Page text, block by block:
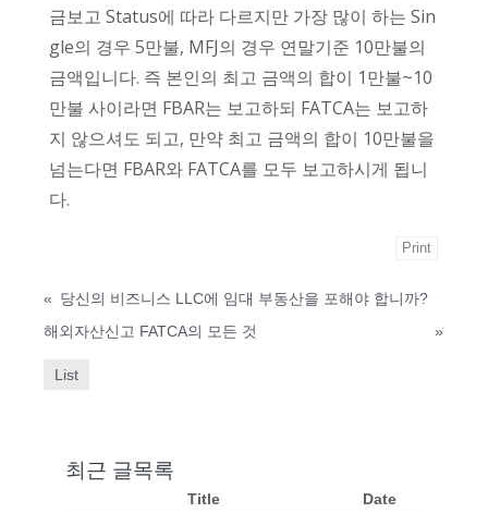
금보고 Status에 따라 다르지만 가장 많이 하는 Sin
gle의 경우 5만불, MFJ의 경우 연말기준 10만불의
금액입니다. 즉 본인의 최고 금액의 합이 1만불~10
만불 사이라면 FBAR는 보고하되 FATCA는 보고하
지 않으셔도 되고, 만약 최고 금액의 합이 10만불을
넘는다면 FBAR와 FATCA를 모두 보고하시게 됩니
다.
Print
« 당신의 비즈니스 LLC에 임대 부동산을 포해야 합니까?
해외자산신고 FATCA의 모든 것
»
List
최근 글목록
Title Date